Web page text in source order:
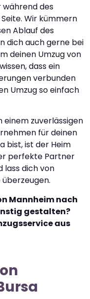
des
Wir kümmern
Ablauf des
dich auch gerne bei
deinen Umzug von
dass ein
verbunden
Umzug so einfach
einem zuverlässigen
für deinen
bist, ist der Heim
perfekte Partner
lass dich von
Mannheim nach
gestalten?
aus